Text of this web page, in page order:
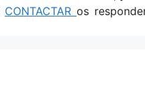
CONTACTAR os